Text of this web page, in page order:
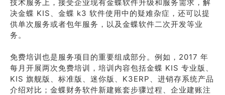
技术服务上，接受企业现有金蝶软件升级和服务需求，解
决金蝶 KIS、金蝶 k3 软件使用中的疑难杂症，还可以提
供单次服务或者包年服务，以及金蝶软件二次开发等业
务。
免费培训也是服务项目的重要组成部分。例如，2017 年
每月开展两次免费培训，培训内容包括金蝶 KIS 专业版、
KIS 旗舰版、标准版、迷你版、K3ERP、进销存系统产品
介绍对比；金蝶财务软件新建账套步骤过程、企业建账注